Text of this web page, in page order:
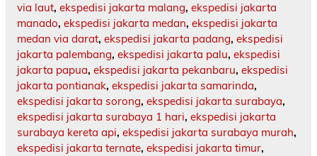
via laut, ekspedisi jakarta malang, ekspedisi jakarta
manado, ekspedisi jakarta medan, ekspedisi jakarta
medan via darat, ekspedisi jakarta padang, ekspedisi
jakarta palembang, ekspedisi jakarta palu, ekspedisi
jakarta papua, ekspedisi jakarta pekanbaru, ekspedisi
jakarta pontianak, ekspedisi jakarta samarinda,
ekspedisi jakarta sorong, ekspedisi jakarta surabaya,
ekspedisi jakarta surabaya 1 hari, ekspedisi jakarta
surabaya kereta api, ekspedisi jakarta surabaya murah,
ekspedisi jakarta ternate, ekspedisi jakarta timur,